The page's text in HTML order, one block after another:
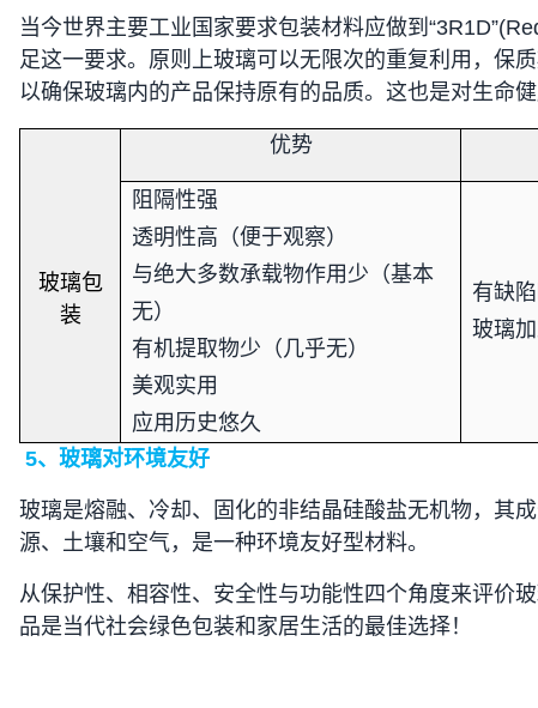
当今世界主要工业国家要求包装材料应做到“
足这一要求。原则上玻璃可以无限次的重复利用，保
以确保玻璃内的产品保持原有的品质。这也是对生命
玻璃包
装
优势
阻隔性强
透明性高（便于观察）
与绝大多数承载物作用少（基本
无）
有机提取物少（几乎无）
美观实用
应用历史悠久
有缺
玻璃
5、玻璃对环境友好
玻璃是熔融、冷却、固化的非结晶硅酸盐无机物，其
源、土壤和空气，是一种环境友好型材料。
从保护性、相容性、安全性与功能性四个角度来评价
品是当代社会绿色包装和家居生活的最佳选择！